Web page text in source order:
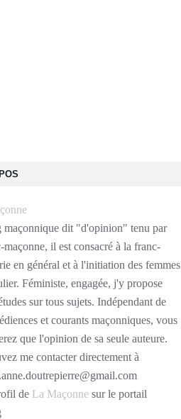
maçonnique dit "d'opinion" tenu par
maçonne, il est consacré à la franc-
en général et à l'initiation des femmes
Féministe, engagée, j'y propose
sur tous sujets. Indépendant de
et courants maçonniques, vous
que l'opinion de sa seule auteure.
me contacter directement à
de La Maçonne sur le portail